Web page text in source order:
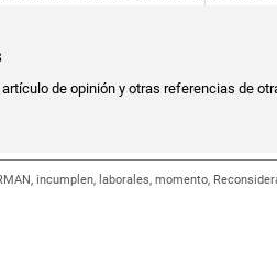
de opinión y otras referencias de
, incumplen, laborales, momento,